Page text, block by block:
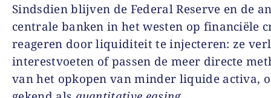
Sindsdien blijven de Federal Reserve en de
centrale banken in het westen op financiële
reageren door liquiditeit te injecteren: ze
interestvoeten of passen de meer directe
van het opkopen van minder liquide activa,